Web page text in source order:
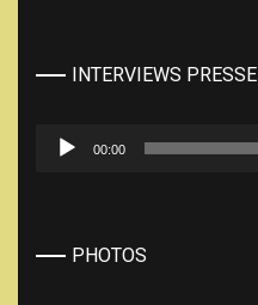
INTERVIEWS PRESSE
Lecteur
audio
00:00
PHOTOS